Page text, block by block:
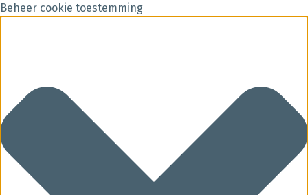
Beheer cookie toestemming